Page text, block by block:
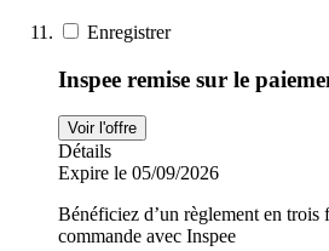
Enregistrer
Inspee remise sur le
Voir l'offre
Détails
Expire le 05/09/2026
Bénéficiez d’un règlement en trois
commande avec Inspee